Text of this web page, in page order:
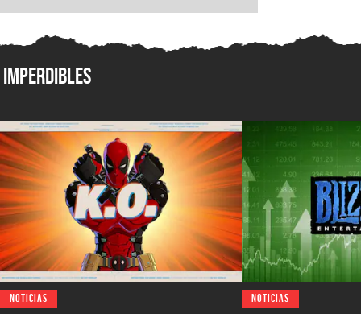
Imperdibles
NOTICIAS NOTICIAS